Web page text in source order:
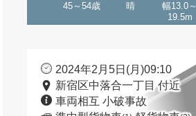
45～54歳 晴
幅13.0～
19.5m
2024年2月5日(月)09:10
新宿区中落合一丁目 付近
車両相互 小破事故